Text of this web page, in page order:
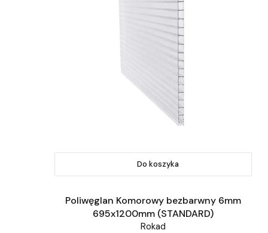
Do koszyka
Poliwęglan Komorowy bezbarwny 6mm
695x1200mm (STANDARD)
Rokad